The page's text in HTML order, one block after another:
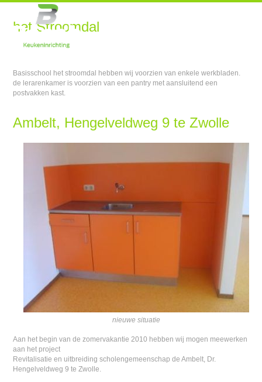
het Stroomdal
Basisschool het stroomdal hebben wij voorzien van enkele werkbladen.
de lerarenkamer is voorzien van een pantry met aansluitend een
postvakken kast.
Ambelt, Hengelveldweg 9 te Zwolle
nieuwe situatie
Aan het begin van de zomervakantie 2010 hebben wij mogen meewerken
aan het project
Revitalisatie en uitbreiding scholengemeenschap de Ambelt, Dr.
Hengelveldweg 9 te Zwolle.